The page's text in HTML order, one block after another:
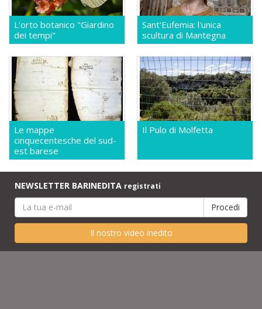
L'orto botanico "Giardino
dei tempi"
Sant'Eufemia: l'unica
scultura di Mantegna
Le mappe
cinquecentesche del sud-
est barese
Il Pulo di Molfetta
NEWSLETTER BARINEDITA registrati
Il nostro video inedito